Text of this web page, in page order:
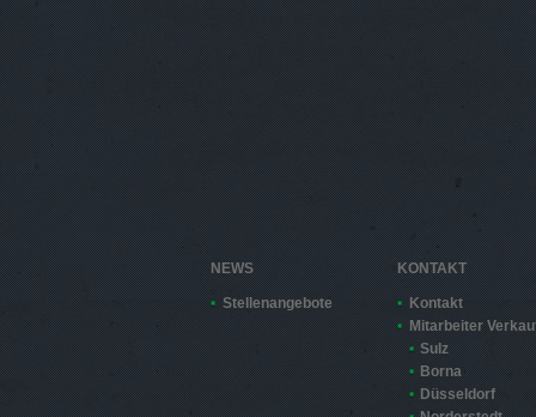
NEWS
Stellenangebote
KONTAKT
Kontakt
Mitarbeiter
Sulz
Borna
Düsseldorf